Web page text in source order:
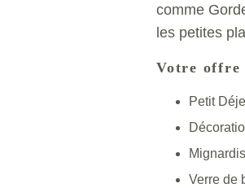
comme
les petites
Votre offre
Petit
Verre de